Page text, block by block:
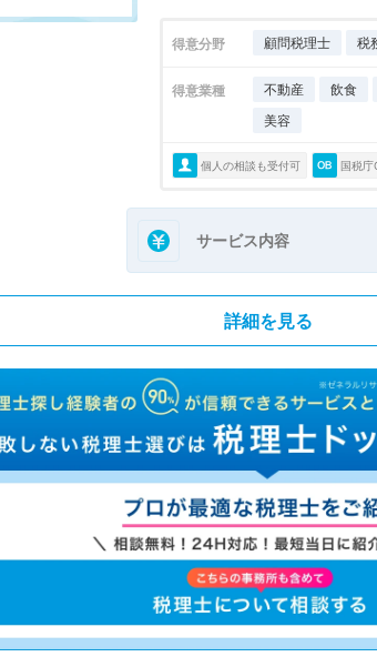
得意分野 顧問税理士 税
得意業種 不動産
飲食
美容
個人の相談も受付可 国税庁
サービス内容
詳細を見る